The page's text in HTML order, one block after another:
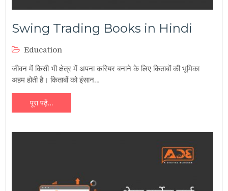
Swing Trading Books in Hindi
Education
जीवन में किसी भी क्षेत्र में अपना करियर बनाने के लिए किताबों की भूमिका
अहम होती है। किताबों को इंसान…
पूरा पढ़ें…